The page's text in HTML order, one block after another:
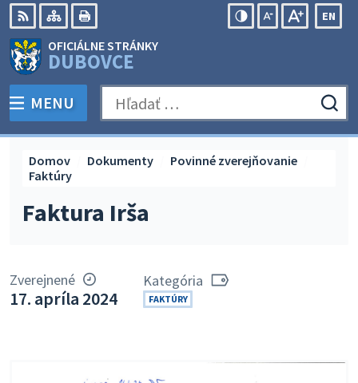
Preskočiť
na
obsah
RSS Mapa
EN
OFICIÁLNE STRÁNKY
DUBOVCE
PREPNÚŤ
MENU Hľadať:
Faktura Irša
Domov Dokumenty
Povinné zverejňovanie
Faktúry
Zverejnené
17. apríla 2024
Kategória
FAKTÚRY